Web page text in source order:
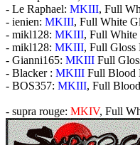
- Le Raphael: MKIII, Full
- ienien: MKIII, Full White
- mikl128: MKIII, Full White
- mikl128: MKIII, Full Gloss
- Gianni165: MKIII Full
- Blacker : MKIII Full Blood
- BOS357: MKIII, Full
- supra rouge: MKIV, Full